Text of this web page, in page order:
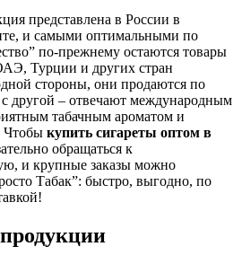
представлена в России в
и самыми оптимальными по
по-прежнему остаются товары
Турции и других стран
стороны, они продаются по
другой – отвечают международным
табачным ароматом и
Чтобы купить сигареты оптом в
обращаться к
и крупные заказы можно
Табак”: быстро, выгодно, по